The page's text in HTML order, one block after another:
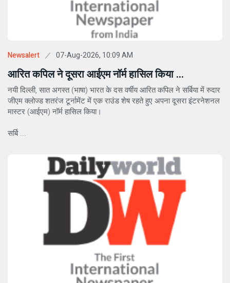
Newsalert 07-Aug-2026, 10:09 AM
आरित कपिल ने दूसरा आईएम नॉर्म हासिल किया ...
नयी दिल्ली, सात अगस्त (भाषा) भारत के दस वर्षीय आरित कपिल ने सर्बिया में रुदार
जीएम क्लोज्ड शतरंज टूर्नामेंट में एक राउंड शेष रहते हुए अपना दूसरा इंटरनेशनल
मास्टर (आईएम) नॉर्म हासिल किया।
सर्बि ...